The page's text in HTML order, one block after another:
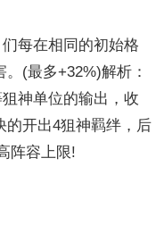
每在相同的初始格
(最多+32%)解析：
神单位的输出，收
的开出4狙神羁绊，后
阵容上限!